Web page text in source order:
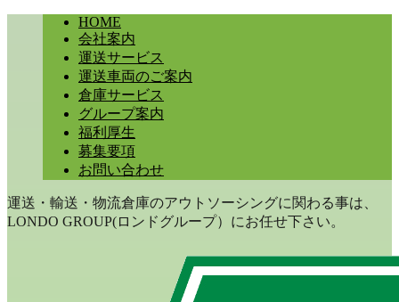
HOME
会社案内
運送サービス
運送車両のご案内
倉庫サービス
グループ案内
福利厚生
募集要項
お問い合わせ
運送・輸送・物流倉庫のアウトソーシングに関わる事は、
LONDO GROUP(ロンドグループ）にお任せ下さい。